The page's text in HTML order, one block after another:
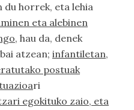
du horrek, eta lehia
eta alebinen
, hau da, denek
atzean; infantiletan,
postuak
ri
egokituko zaio, eta